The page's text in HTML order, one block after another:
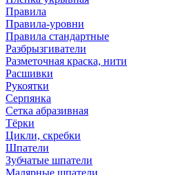
Правила
Правила-уровни
Правила стандартные
Разбрызгиватели
Разметочная краска, нити
Расшивки
Рукоятки
Серпянка
Сетка абразивная
Тёрки
Цикли, скребки
Шпатели
Зубчатые шпатели
Малярные шпатели